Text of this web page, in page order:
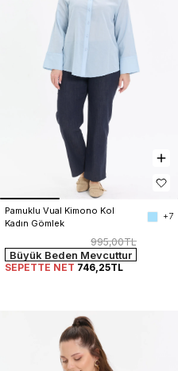
Pamuklu Vual Kimono Kol
Kadın Gömlek
+7
995,00TL
Büyük Beden Mevcuttur
SEPETTE NET 746,25TL